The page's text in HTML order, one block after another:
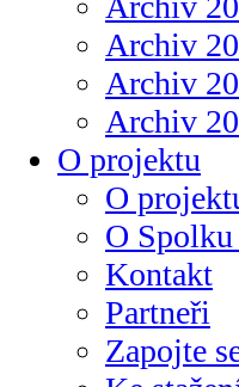
Archiv
Archiv
Archiv
O projektu
O
O Spolku
Kontakt
Partneři
Zapojte